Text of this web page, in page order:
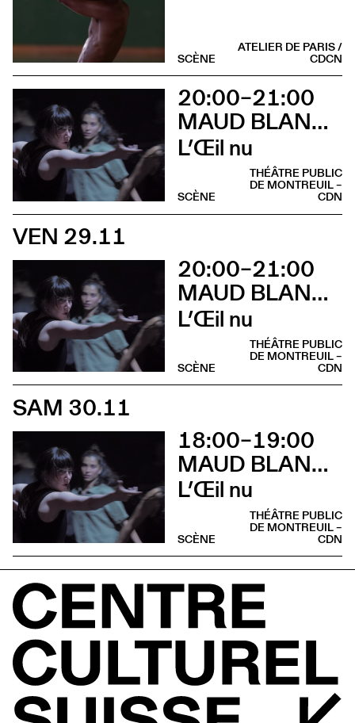
ATELIER DE PARIS /
CDCN
SCÈNE
20:00–21:00
MAUD BLANDEL
L’Œil nu
THÉÂTRE PUBLIC
DE MONTREUIL –
CDN
SCÈNE
VEN 29.11
20:00–21:00
MAUD BLANDEL
L’Œil nu
THÉÂTRE PUBLIC
DE MONTREUIL –
CDN
SCÈNE
SAM 30.11
18:00–19:00
MAUD BLANDEL
L’Œil nu
THÉÂTRE PUBLIC
DE MONTREUIL –
CDN
SCÈNE